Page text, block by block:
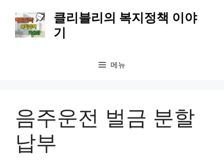
클리블리의 복지정책 이야
기
메뉴
음주운전 벌금 분할
납부